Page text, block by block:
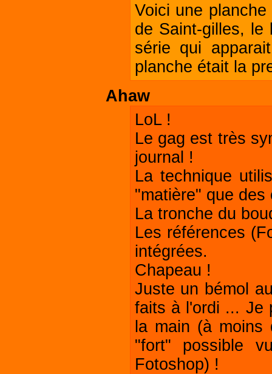
Voici une
de Saint-gilles, le
série qui
planche était la
Ahaw
LoL !
Le gag est très
journal !
La technique
"matière" que
La tronche du
Les références
intégrées.
Chapeau !
Juste un bémol
faits à l'ordi ... Je
la main (à
"fort" possible
Fotoshop) !